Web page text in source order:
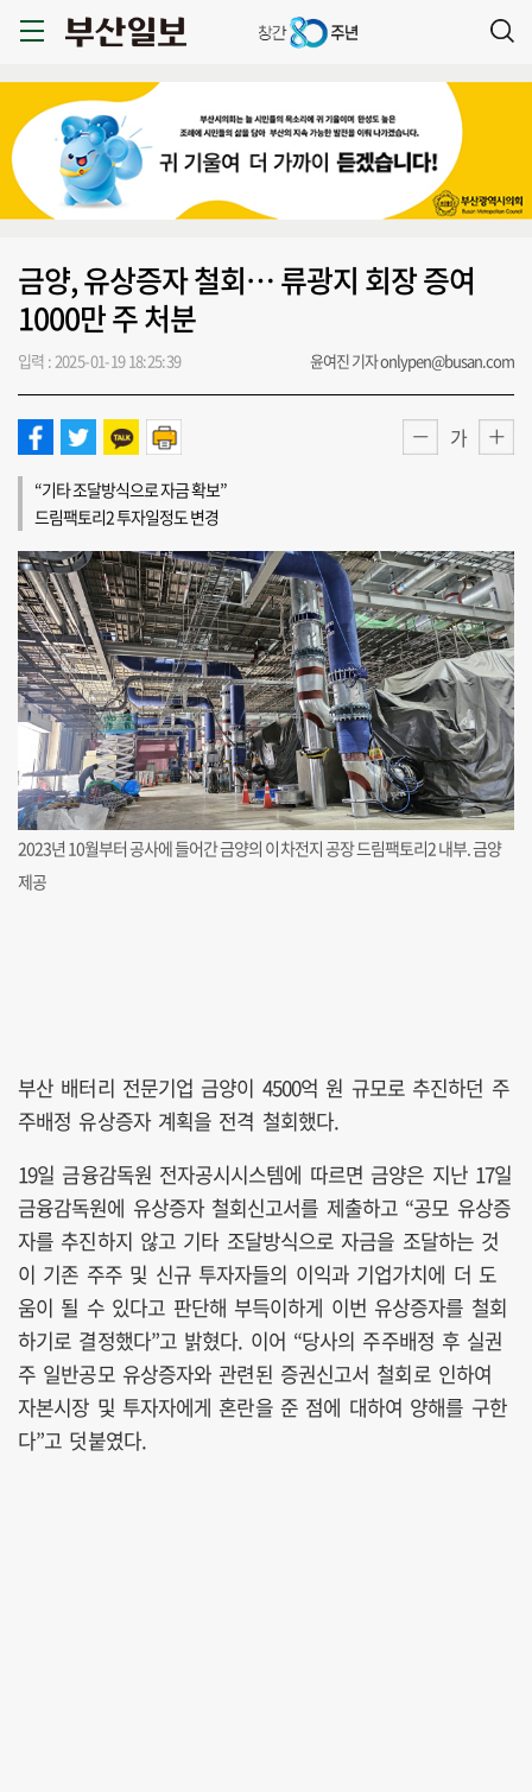
금양, 유상증자 철회… 류광지 회장 증여
1000만 주 처분
입력 : 2025-01-19 18:25:39 윤여진 기자 onlypen@busan.com
가
“기타 조달방식으로 자금 확보”
드림팩토리2 투자일정도 변경
2023년 10월부터 공사에 들어간 금양의 이차전지 공장 드림팩토리2 내부. 금양
제공
부산 배터리 전문기업 금양이 4500억 원 규모로 추진하던 주
주배정 유상증자 계획을 전격 철회했다.
19일 금융감독원 전자공시시스템에 따르면 금양은 지난 17일
금융감독원에 유상증자 철회신고서를 제출하고 “공모 유상증
자를 추진하지 않고 기타 조달방식으로 자금을 조달하는 것
이 기존 주주 및 신규 투자자들의 이익과 기업가치에 더 도
움이 될 수 있다고 판단해 부득이하게 이번 유상증자를 철회
하기로 결정했다”고 밝혔다. 이어 “당사의 주주배정 후 실권
주 일반공모 유상증자와 관련된 증권신고서 철회로 인하여
자본시장 및 투자자에게 혼란을 준 점에 대하여 양해를 구한
다”고 덧붙였다.